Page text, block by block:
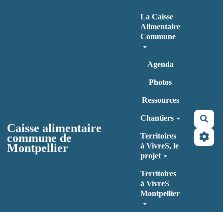
Caisse alimentaire
commune de
Montpellier
La Caisse
Alimentaire
Commune
Agenda
Photos
Ressources
Chantiers
Territoires
à VivreS, le
projet
Territoires
à VivreS
Montpellier